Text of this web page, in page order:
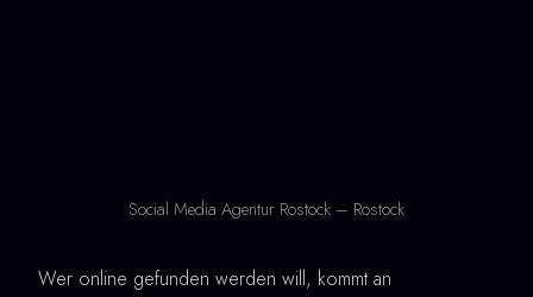
Social Media Agentur Rostock – Rostock
Wer online gefunden werden will, kommt an